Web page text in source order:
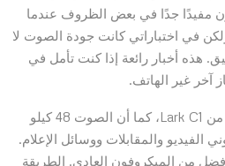
مفيدًا جدًا في بعض الظروف عندما
في اختباراتي كانت جودة الصوت لا
هذه أخبار رائعة إذا كنت تأمل في
آخر غير الهاتف.
لقد سررت جدًا بجودة الصوت من Lark C1، كما أن الصوت 48 كيلو
الفيديو والمقابلات ووسائل الإعلام.
من الميكروفون العادي. الطريقة